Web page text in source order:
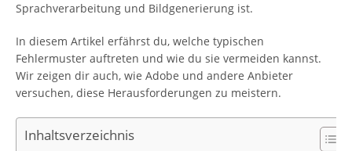
Sprachverarbeitung und Bildgenerierung ist.
In diesem Artikel erfährst du, welche typischen
Fehlermuster auftreten und wie du sie vermeiden kannst.
Wir zeigen dir auch, wie Adobe und andere Anbieter
versuchen, diese Herausforderungen zu meistern.
Inhaltsverzeichnis